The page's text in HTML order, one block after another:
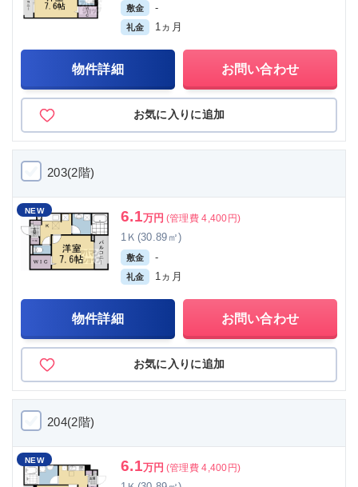
敷金 -
礼金 1ヵ月
物件詳細 お問い合わせ
お気に入りに追加
203(2階)
NEW 6.1万円 (管理費 4,400円)
1Ｋ(30.89㎡)
敷金 -
礼金 1ヵ月
物件詳細 お問い合わせ
お気に入りに追加
204(2階)
NEW 6.1万円 (管理費 4,400円)